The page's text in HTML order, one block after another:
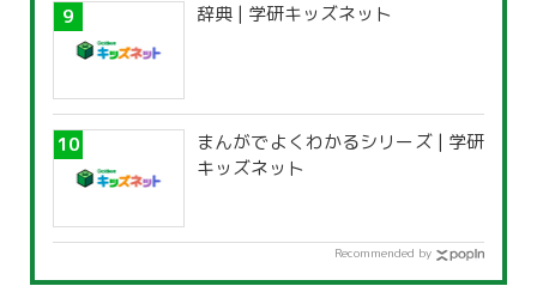
辞典 | 学研キッズネット
まんがでよくわかるシリーズ | 学研
キッズネット
Recommended by